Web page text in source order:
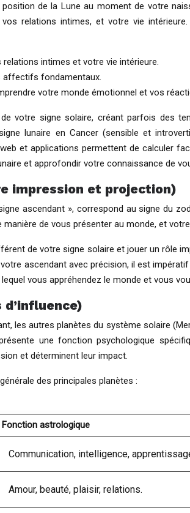
de la Lune au moment de votre
relations intimes, et votre vie
intimes et votre vie intérieure.
affectifs fondamentaux.
votre monde émotionnel et vos
votre signe solaire, créant parfois des
lunaire en Cancer (sensible et
et applications permettent de calculer
et approfondir votre connaissance de
impression et projection)
ascendant », correspond au signe du
de vous présenter au monde, et
de votre signe solaire et jouer un rôle
ascendant avec précision, il est
vous appréhendez le monde et vous
les autres planètes du système solaire
une fonction psychologique
et déterminent leur impact.
des principales planètes :
Fonction astrologique
Communication, intelligence,
Amour, beauté, plaisir, relations.